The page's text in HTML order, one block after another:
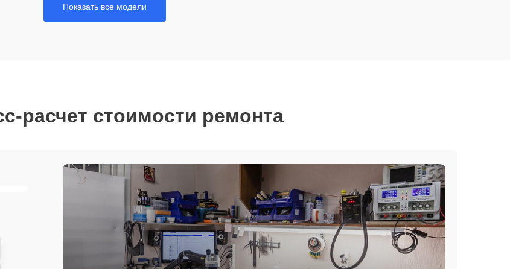
Показать все модели
расчет стоимости ремонта